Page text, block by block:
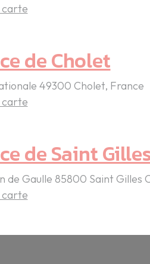
carte
de Cholet
49300 Cholet, France
carte
de Saint
de Gaulle 85800 Saint Gilles
carte